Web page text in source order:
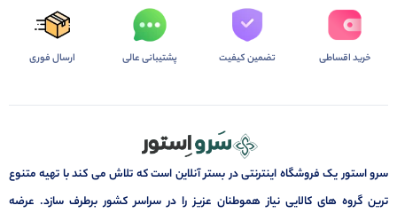
خرید اقساطی تضمین کیفیت پشتیبانی عالی ارسال فوری
سرو استور یک فروشگاه اینترنتی در بستر آنلاین است که تلاش می کند با تهیه متنوع
ترین گروه های کالایی نیاز هموطنان عزیز را در سراسر کشور برطرف سازد. عرضه